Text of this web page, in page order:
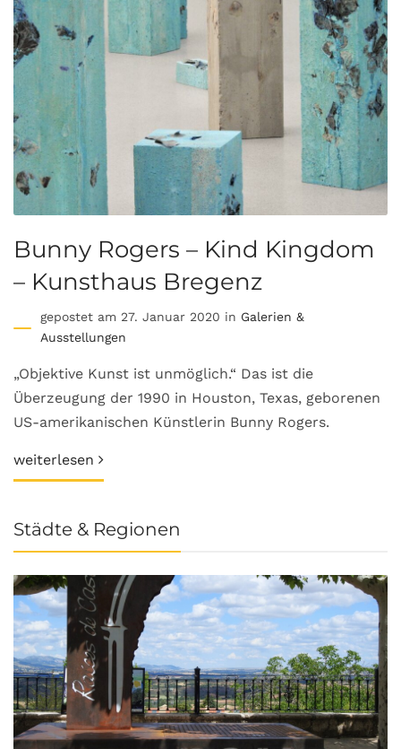
Bunny Rogers – Kind Kingdom
– Kunsthaus Bregenz
gepostet am 27. Januar 2020 in Galerien &
Ausstellungen
„Objektive Kunst ist unmöglich.“ Das ist die
Überzeugung der 1990 in Houston, Texas, geborenen
US-amerikanischen Künstlerin Bunny Rogers.
weiterlesen
Städte & Regionen